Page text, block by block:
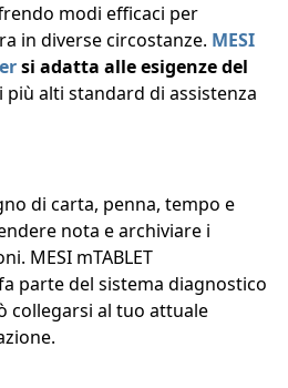
modi efficaci per
in diverse circostanze. MESI
si adatta alle esigenze del
più alti standard di assistenza
di carta, penna, tempo e
nota e archiviare i
MESI mTABLET
parte del sistema diagnostico
collegarsi al tuo attuale